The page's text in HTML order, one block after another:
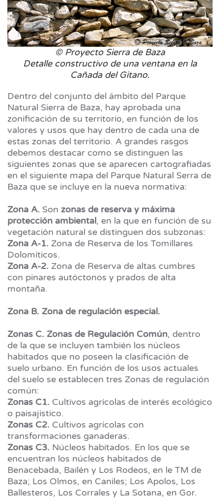
© Proyecto Sierra de Baza
Detalle constructivo de una ventana en la
Cañada del Gitano.
Dentro del conjunto del ámbito del Parque
Natural Sierra de Baza, hay aprobada una
zonificación de su territorio, en función de los
valores y usos que hay dentro de cada una de
estas zonas del territorio. A grandes rasgos
debemos destacar como se distinguen las
siguientes zonas que se aparecen cartografiadas
en el siguiente mapa del Parque Natural Serra de
Baza que se incluye en la nueva normativa:
Zona A. Son zonas de reserva y máxima
protección ambiental, en la que en función de su
vegetación natural se distinguen dos subzonas:
Zona A-1. Zona de Reserva de los Tomillares
Dolomíticos.
Zona A-2. Zona de Reserva de altas cumbres
con pinares autóctonos y prados de alta
montaña.
Zona B. Zona de regulación especial.
Zonas C. Zonas de Regulación Común, dentro
de la que se incluyen también los núcleos
habitados que no poseen la clasificación de
suelo urbano. En función de los usos actuales
del suelo se establecen tres Zonas de regulación
común:
Zonas C1. Cultivos agrícolas de interés ecológico
o paisajístico.
Zonas C2. Cultivos agrícolas con
transformaciones ganaderas.
Zonas C3. Núcleos habitados. En los que se
encuentran los núcleos habitados de
Benacebada, Bailén y Los Rodeos, en le TM de
Baza; Los Olmos, en Caniles; Los Apolos, Los
Ballesteros, Los Corrales y La Sotana, en Gor.